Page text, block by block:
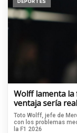
Wolff lamenta la
ventaja sería
Toto Wolff, jefe de
con los problemas
la F1 2026